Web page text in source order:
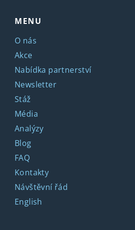
MENU
O nás
Akce
Nabídka partnerství
Newsletter
Stáž
Média
Analýzy
Blog
FAQ
Kontakty
Návštěvní řád
English